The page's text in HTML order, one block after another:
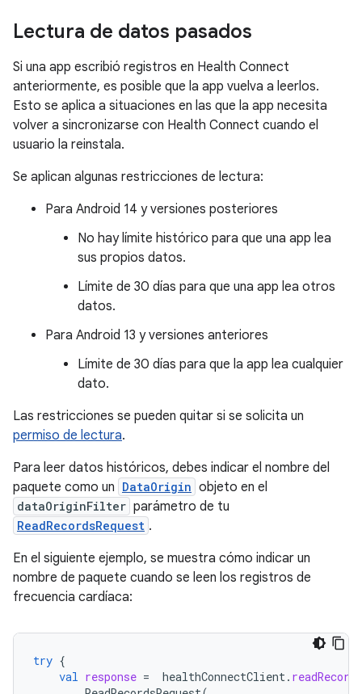
Lectura de datos pasados
Si una app escribió registros en Health Connect
anteriormente, es posible que la app vuelva a leerlos.
Esto se aplica a situaciones en las que la app necesita
volver a sincronizarse con Health Connect cuando el
usuario la reinstala.
Se aplican algunas restricciones de lectura:
Para Android 14 y versiones posteriores
No hay límite histórico para que una app lea
sus propios datos.
Límite de 30 días para que una app lea otros
datos.
Para Android 13 y versiones anteriores
Límite de 30 días para que la app lea cualquier
dato.
Las restricciones se pueden quitar si se solicita un
permiso de lectura.
Para leer datos históricos, debes indicar el nombre del
paquete como un DataOrigin objeto en el
dataOriginFilter parámetro de tu
ReadRecordsRequest .
En el siguiente ejemplo, se muestra cómo indicar un
nombre de paquete cuando se leen los registros de
frecuencia cardíaca:
try {
val response = healthConnectClient. readRecords